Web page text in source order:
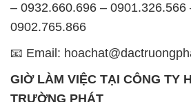
TRƯỜNG PHÁT
được tổ chức như sau:
Thứ 2 đến thứ 6: Buổi sáng: từ